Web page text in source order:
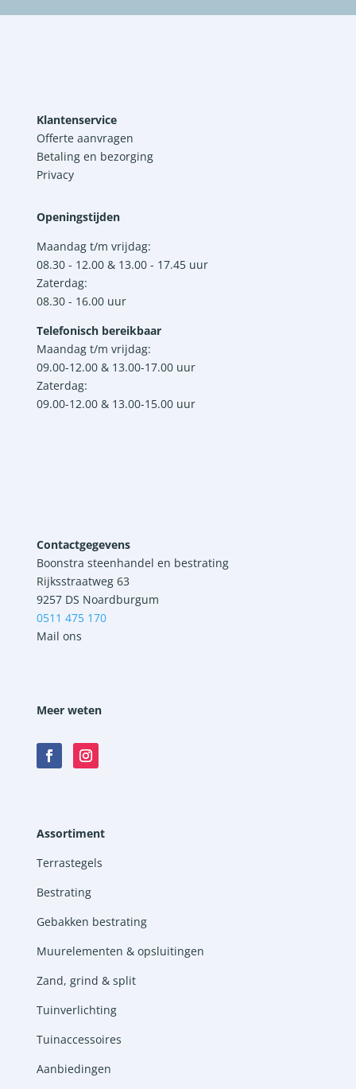
Klantenservice
Offerte aanvragen
Betaling en bezorging
Privacy
Openingstijden
Maandag t/m vrijdag:
08.30 - 12.00 & 13.00 - 17.45 uur
Zaterdag:
08.30 - 16.00 uur
Telefonisch bereikbaar
Maandag t/m vrijdag:
09.00-12.00 & 13.00-17.00 uur
Zaterdag:
09.00-12.00 & 13.00-15.00 uur
Contactgegevens
Boonstra steenhandel en bestrating
Rijksstraatweg 63
9257 DS Noardburgum
0511 475 170
Mail ons
Meer weten
Assortiment
Terrastegels
Bestrating
Gebakken bestrating
Muurelementen & opsluitingen
Zand, grind & split
Tuinverlichting
Tuinaccessoires
Aanbiedingen